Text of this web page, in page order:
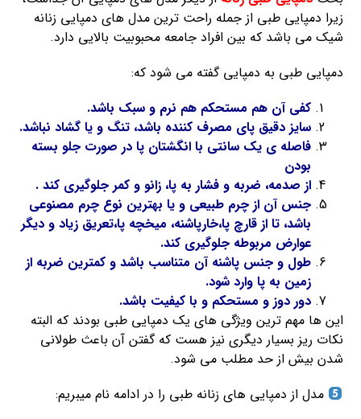
زیرا دمپایی طبی از جمله راحت ترین مدل های دمپایی زنانه
شیک می باشد که بین افراد جامعه محبوبیت بالایی دارد.
دمپایی طبی به دمپایی گفته می شود که:
کفی آن هم مستحکم هم نرم و سبک باشد.
سایز دقیق پای مصرف کننده باشد، تنگ و یا گشاد نباشد.
فاصله ی یک سانتی با انگشتان پا در صورت جلو بسته
بودن
از صدمه، ضربه و فشار به پا، زانو و کمر جلوگیری کند .
جنس آن از چرم طبیعی و یا بهترین نوع چرم مصنوعی
باشد، تا از قارچ پا،خارپاشنه، میخچه پا،تعریق زیاد و دیگر
عوارض مربوطه جلوگیری کند.
طول و جنس پاشنه آن متناسب باشد و کمترین ضربه از
زمین به پا وارد شود.
دور دوز و مستحکم و با کیفیت باشد.
این ها مهم ترین ویژگی های یک دمپایی طبی بودند که البته
نکات ریز بسیار دیگری نیز هست که گفتن آن باعث طولانی
شدن بیش از حد مطلب می شود.
مدل از دمپایی های زنانه طبی را در ادامه نام میبریم: